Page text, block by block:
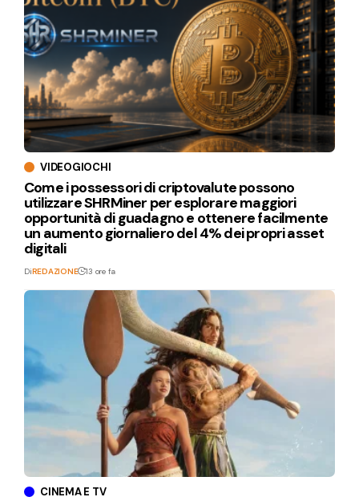
VIDEOGIOCHI
Come i possessori di criptovalute possono
utilizzare SHRMiner per esplorare maggiori
opportunità di guadagno e ottenere facilmente
un aumento giornaliero del 4% dei propri asset
digitali
DiREDAZIONE 13 ore fa
CINEMA E TV